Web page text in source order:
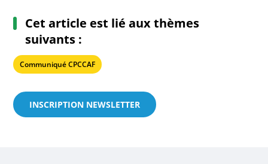
Cet article est lié aux thèmes
suivants :
Communiqué CPCCAF
INSCRIPTION NEWSLETTER